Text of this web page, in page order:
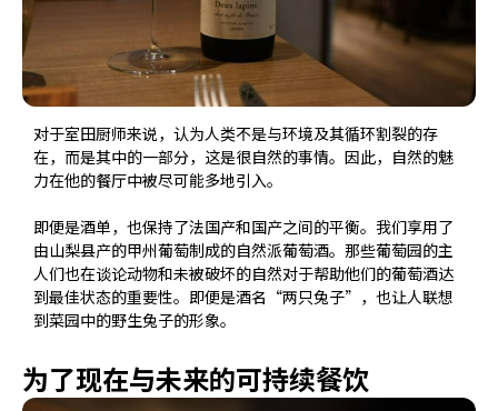
对于室田厨师来说，认为人类不是与环境及其循环割裂的存
在，而是其中的一部分，这是很自然的事情。因此，自然的魅
力在他的餐厅中被尽可能多地引入。
即便是酒单，也保持了法国产和国产之间的平衡。我们享用了
由山梨县产的甲州葡萄制成的自然派葡萄酒。那些葡萄园的主
人们也在谈论动物和未被破坏的自然对于帮助他们的葡萄酒达
到最佳状态的重要性。即便是酒名“两只兔子”，也让人联想
到菜园中的野生兔子的形象。
为了现在与未来的可持续餐饮